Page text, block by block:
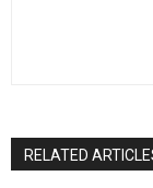
RELATED